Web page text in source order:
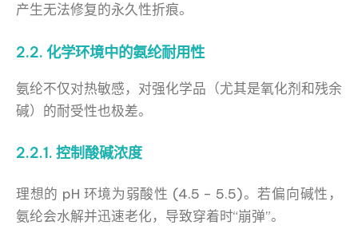
产生无法修复的永久性折痕。
2.2. 化学环境中的氨纶耐用性
氨纶不仅对热敏感，对强化学品（尤其是氧化剂和残余
碱）的耐受性也极差。
2.2.1. 控制酸碱浓度
理想的 pH 环境为弱酸性 (4.5 – 5.5)。若偏向碱性，
氨纶会水解并迅速老化，导致穿着时“崩弹”。